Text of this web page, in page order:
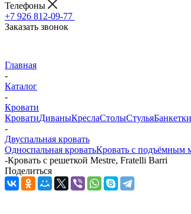
Телефоны
+7 926 812-09-77
Заказать звонок
Главная
-
Каталог
-
Кровати
КроватиДиваныКреслаСтолыСтулья
-
Двуспальная кровать
Односпальная кроватьКровать с подъёмным
-Кровать с решеткой Mestre, Fratelli Barri
Поделиться